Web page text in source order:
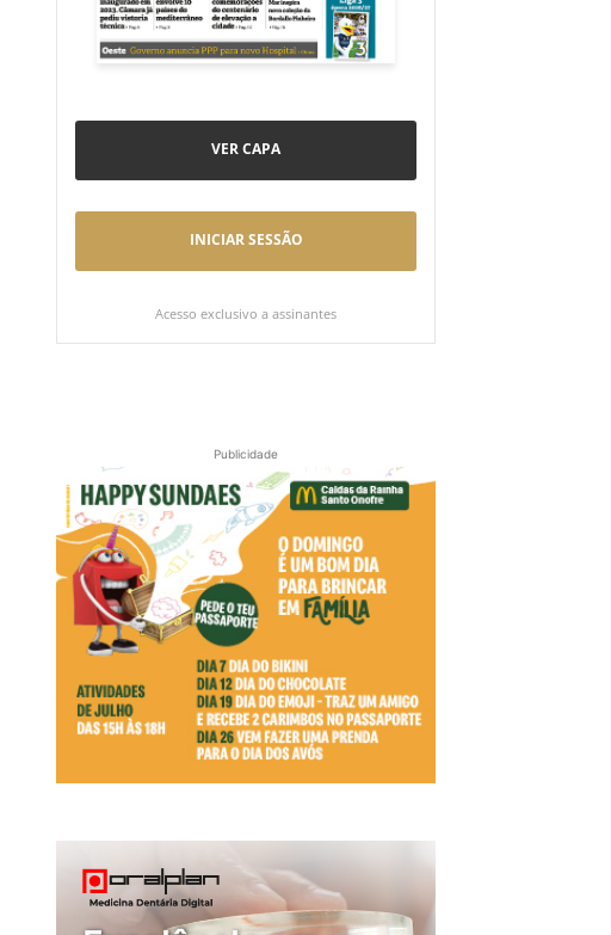
VER CAPA
INICIAR SESSÃO
Acesso exclusivo a assinantes
Publicidade